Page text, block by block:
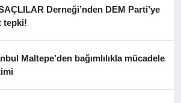
Derneği’nden DEM Parti’ye
tepki!
Maltepe’den bağımlılıkla mücadele